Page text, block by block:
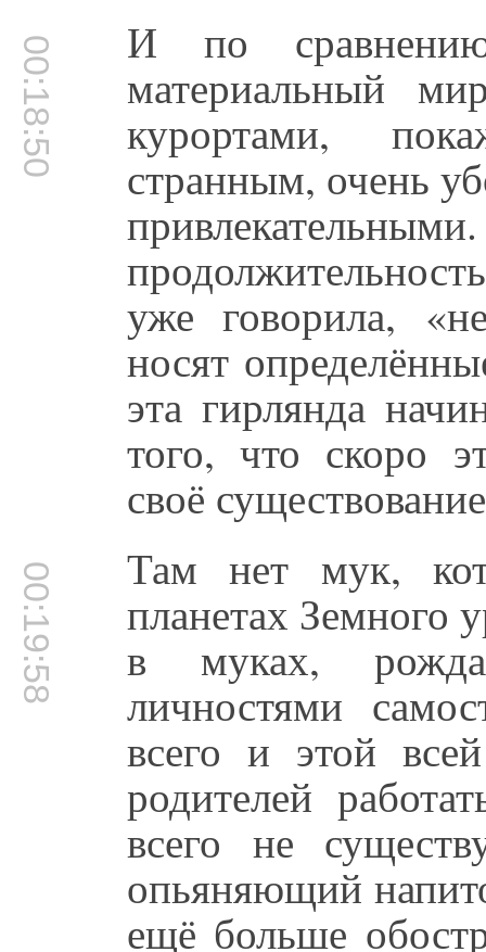
00:18:50 И по
материальный
курортами,
странным, очень
уже говорила,
носят
эта гирлянда
того, что скоро
своё
00:19:58 Там нет мук,
планетах Земного
в муках,
личностями
всего и этой
родителей
всего не
опьяняющий
ещё больше